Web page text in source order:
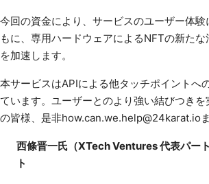
今回の資金により、サービスのユーザー体験
もに、専用ハードウェアによるNFTの新た
を加速します。
本サービスはAPIによる他タッチポイントへ
ています。ユーザーとのより強い結びつきを
の皆様、是非how.can.we.help@24karat.io
西條晋一氏（XTech Ventures 代表パー
ト